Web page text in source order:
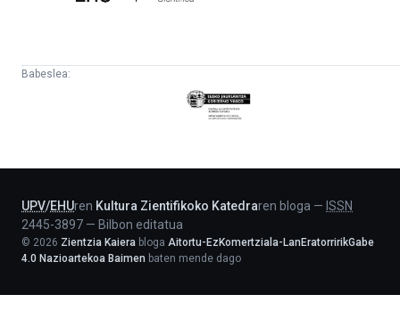
Babeslea:
Eusko
Jaurlaritza
UPV/EHUren Kultura Zientifikoko Katedraren bloga — ISSN
2445-3897 — Bilbon editatua
© 2026 Zientzia Kaiera bloga Aitortu-EzKomertziala-LanEratorririkGabe
4.0 Nazioartekoa Baimen baten mende dago